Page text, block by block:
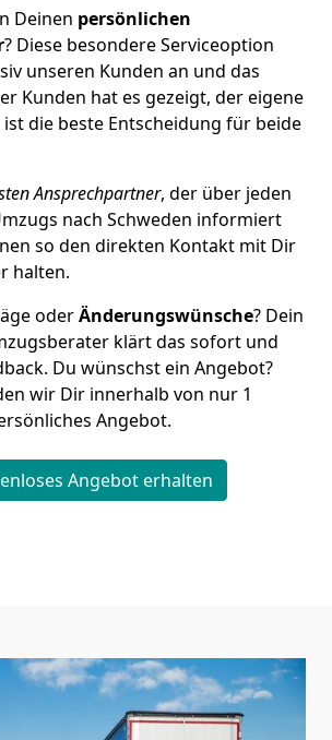
Deinen persönlichen
? Diese besondere Serviceoption
unseren Kunden an und das
Kunden hat es gezeigt, der eigene
die beste Entscheidung für beide
Ansprechpartner, der über jeden
nach Schweden informiert
so den direkten Kontakt mit Dir
halten.
oderÄnderungswünsche? Dein
klärt das sofort und
Du wünschst ein Angebot?
wir Dir innerhalb von nur 1
Angebot.
Angebot erhalten